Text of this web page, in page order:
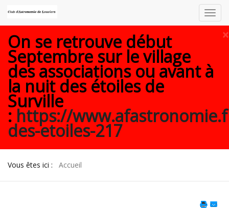
×
On se retrouve début
Septembre sur le village
des associations ou avant à
la nuit des étoiles de
Surville
: https://
des-etoiles-217
Vous êtes ici : Accueil